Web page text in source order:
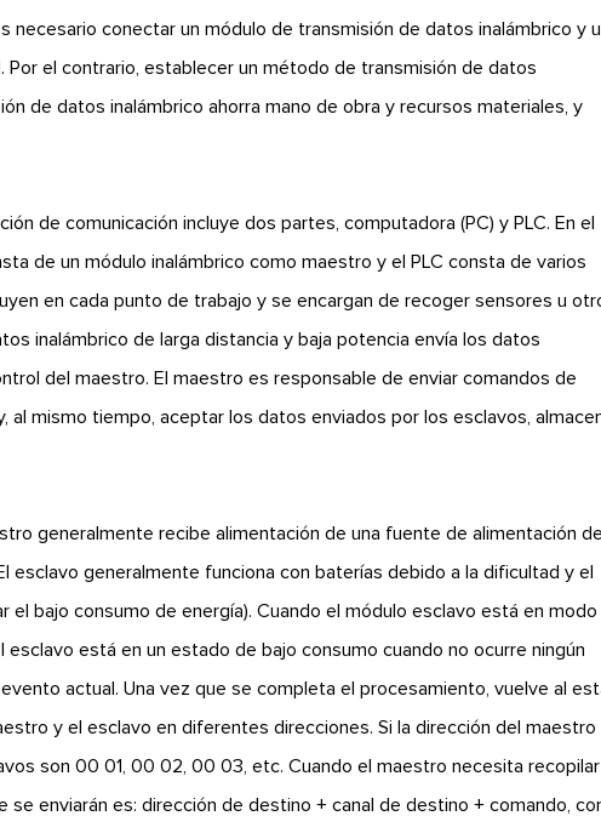
necesario conectar un módulo de transmisión de datos inalámbrico y
Por el contrario, establecer un método de transmisión de datos
de datos inalámbrico ahorra mano de obra y recursos materiales, y
de comunicación incluye dos partes, computadora (PC) y PLC. En el
de un módulo inalámbrico como maestro y el PLC consta de varios
en cada punto de trabajo y se encargan de recoger sensores u
inalámbrico de larga distancia y baja potencia envía los datos
del maestro. El maestro es responsable de enviar comandos de
mismo tiempo, aceptar los datos enviados por los esclavos,
generalmente recibe alimentación de una fuente de alimentación
esclavo generalmente funciona con baterías debido a la dificultad y el
bajo consumo de energía). Cuando el módulo esclavo está en
está en un estado de bajo consumo cuando no ocurre ningún
actual. Una vez que se completa el procesamiento, vuelve al
y el esclavo en diferentes direcciones. Si la dirección del maestro
son 00 01, 00 02, 00 03, etc. Cuando el maestro necesita
enviarán es: dirección de destino + canal de destino + comando,